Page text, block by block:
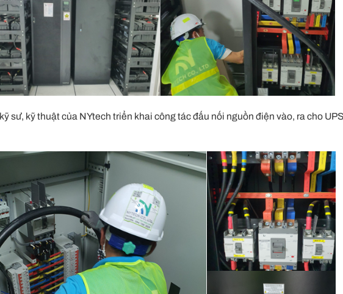
sư, kỹ thuật của NYtech triển khai công tác đấu nối nguồn điện vào, ra cho